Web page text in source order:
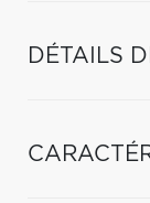
DÉTAILS